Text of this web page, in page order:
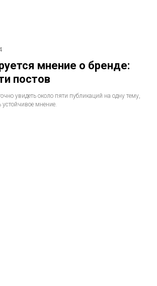
мнение о бренде:
постов
увидеть около пяти публикаций на одну тему,
мнение.